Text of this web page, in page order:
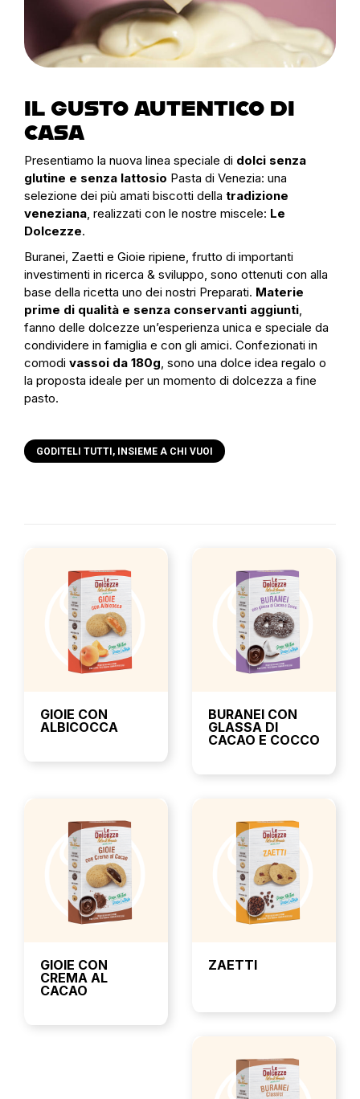
IL GUSTO AUTENTICO DI
CASA
Presentiamo la nuova linea speciale di dolci senza
glutine e senza lattosio Pasta di Venezia: una
selezione dei più amati biscotti della tradizione
veneziana, realizzati con le nostre miscele: Le
Dolcezze.
Buranei, Zaetti e Gioie ripiene, frutto di importanti
investimenti in ricerca & sviluppo, sono ottenuti con alla
base della ricetta uno dei nostri Preparati. Materie
prime di qualità e senza conservanti aggiunti,
fanno delle dolcezze un’esperienza unica e speciale da
condividere in famiglia e con gli amici. Confezionati in
comodi vassoi da 180g, sono una dolce idea regalo o
la proposta ideale per un momento di dolcezza a fine
pasto.
GODITELI TUTTI, INSIEME A CHI VUOI
GIOIE CON
ALBICOCCA
BURANEI CON
GLASSA DI
CACAO E COCCO
GIOIE CON
CREMA AL
CACAO
ZAETTI